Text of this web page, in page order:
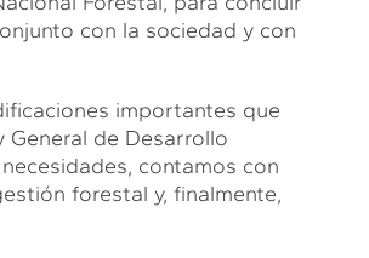
con la sociedad y con
importantes que
de Desarrollo
contamos con
forestal y, finalmente,